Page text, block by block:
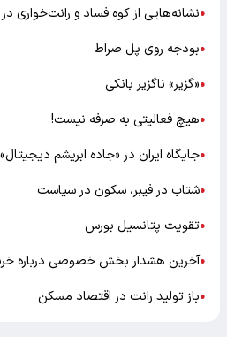
●نشانه‌هایی از کوه فساد و رانت‌خواری در
●بودجه روی پل صراط
●«گزیر» ناگزیر بانکی
●هیچ فعالیتی به صرفه نیست!
●جایگاه ایران در «جاده ابریشم دیجیتال»
●شتاب در فیبر، سکون در سیاست
●تقویت پتانسیل بورس
●آخرین هشدار بخش خصوصی درباره
●باز تولید رانت در اقتصاد مسکن